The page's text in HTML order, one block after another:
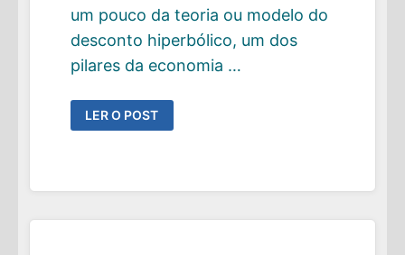
um pouco da teoria ou modelo do
desconto hiperbólico, um dos
pilares da economia …
COMO
A
PERCEPÇÃO
QUANTO
POUPA
LER O POST